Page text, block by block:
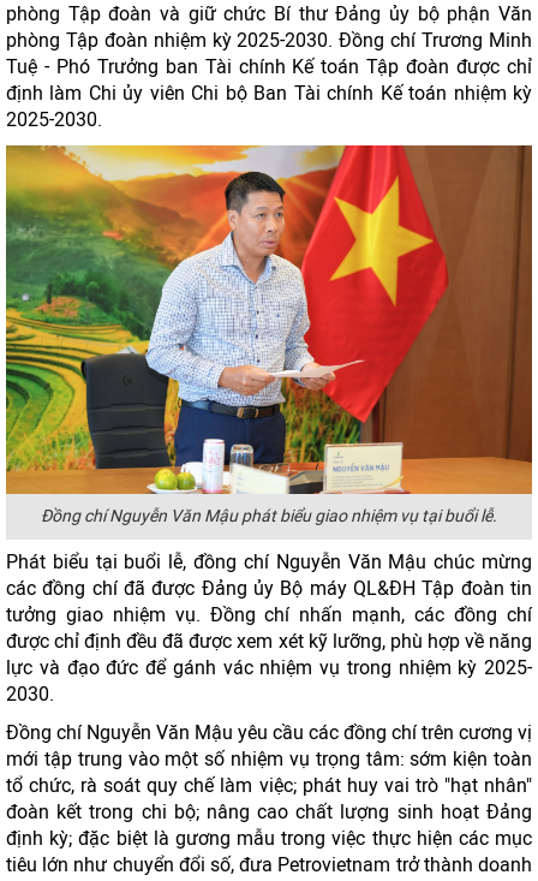
phòng Tập đoàn và giữ chức Bí thư Đảng ủy bộ phận Văn
phòng Tập đoàn nhiệm kỳ 2025-2030. Đồng chí Trương Minh
Tuệ - Phó Trưởng ban Tài chính Kế toán Tập đoàn được chỉ
định làm Chi ủy viên Chi bộ Ban Tài chính Kế toán nhiệm kỳ
2025-2030.
Đồng chí Nguyễn Văn Mậu phát biểu giao nhiệm vụ tại buổi lễ.
Phát biểu tại buổi lễ, đồng chí Nguyễn Văn Mậu chúc mừng
các đồng chí đã được Đảng ủy Bộ máy QL&ĐH Tập đoàn tin
tưởng giao nhiệm vụ. Đồng chí nhấn mạnh, các đồng chí
được chỉ định đều đã được xem xét kỹ lưỡng, phù hợp về năng
lực và đạo đức để gánh vác nhiệm vụ trong nhiệm kỳ 2025-
2030.
Đồng chí Nguyễn Văn Mậu yêu cầu các đồng chí trên cương vị
mới tập trung vào một số nhiệm vụ trọng tâm: sớm kiện toàn
tổ chức, rà soát quy chế làm việc; phát huy vai trò "hạt nhân"
đoàn kết trong chi bộ; nâng cao chất lượng sinh hoạt Đảng
định kỳ; đặc biệt là gương mẫu trong việc thực hiện các mục
tiêu lớn như chuyển đổi số, đưa Petrovietnam trở thành doanh